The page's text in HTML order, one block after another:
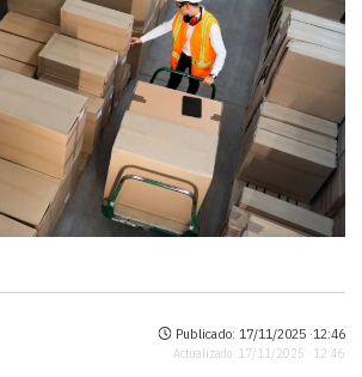
Publicado: 17/11/2025 ·12:46
Actualizado: 17/11/2025 · 12:46